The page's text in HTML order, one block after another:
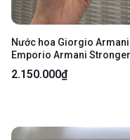
Nước hoa Giorgio Armani
Emporio Armani Stronger
With You Intensely Tester -
EDP - 100ml - Newbox
2.150.000₫